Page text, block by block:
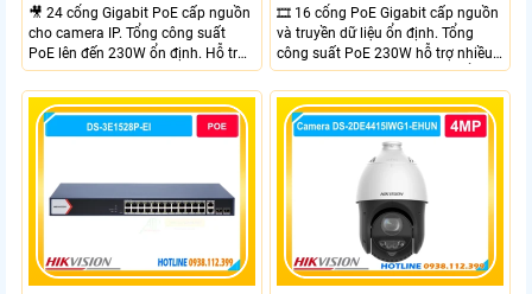
🎥 24 cổng Gigabit PoE cấp nguồn
cho camera IP. Tổng công suất
PoE lên đến 230W ổn định. Hỗ trợ
truyền PoE xa đến 300 mét. Băng
thông chuyển mạch đạt 68 Gbps
mạnh mẽ.
🎞 16 cổng PoE Gigabit cấp nguồn
và truyền dữ liệu ổn định. Tổng
công suất PoE 230W hỗ trợ nhiều
thiết bị cùng lúc. Tốc độ chuyển
mạch 68Gbps đảm bảo hiệu suất
cao ổn định. Hỗ trợ truyền PoE xa
lên đến 300m cho hệ thống